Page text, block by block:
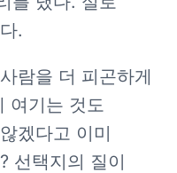
.
람을 더 피곤하게
여기는 것도
겠다고 이미
선택지의 질이